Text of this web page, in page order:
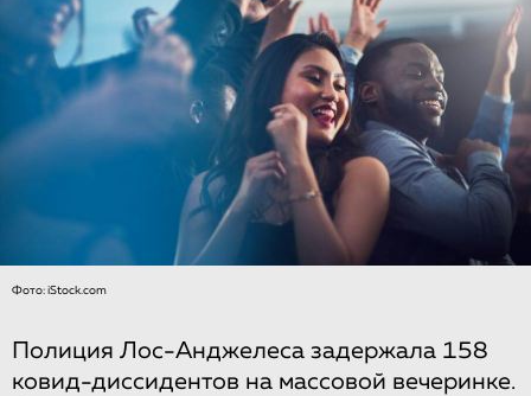
Фото: iStock.com
Полиция Лос-Анджелеса задержала 158
ковид-диссидентов на массовой вечеринке.